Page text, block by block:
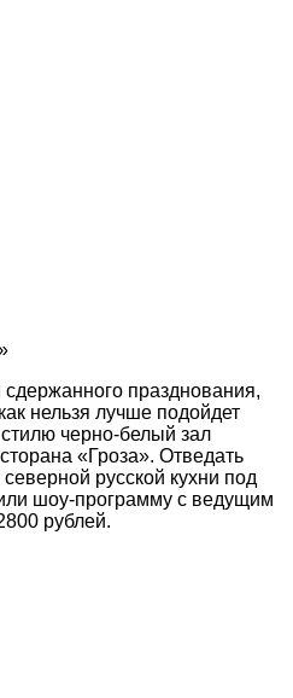
сдержанного празднования,
нельзя лучше подойдет
черно-белый зал
«Гроза». Отведать
русской кухни под
шоу-программу с ведущим
рублей.